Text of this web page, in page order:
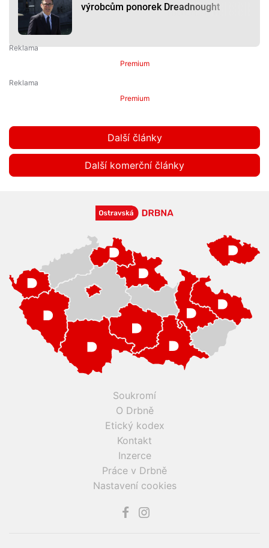
výrobcům ponorek Dreadnought
Premium
Premium
Další články
Další komerční články
Soukromí
O Drbně
Etický kodex
Kontakt
Inzerce
Práce v Drbně
Nastavení cookies